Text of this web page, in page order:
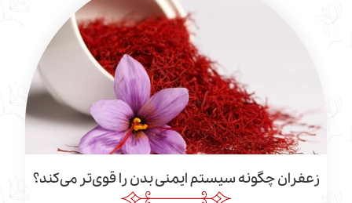
چگونه سیستم ایمنی بدن را قوی‌تر می‌کند؟